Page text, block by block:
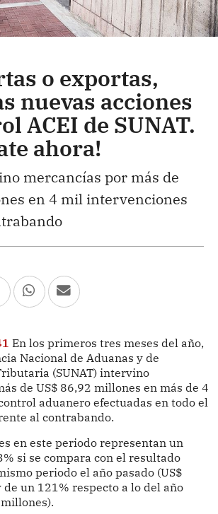
o exportas,
nuevas acciones
ACEI de SUNAT.
ahora!
mercancías por más de
en 4 mil intervenciones
En los primeros tres meses del año,
Nacional de Aduanas y de
(SUNAT) intervino
de US$ 86,92 millones en más de 4
aduanero efectuadas en todo el
al contrabando.
en este periodo representan un
si se compara con el resultado
periodo el año pasado (US$
un 121% respecto a lo del año